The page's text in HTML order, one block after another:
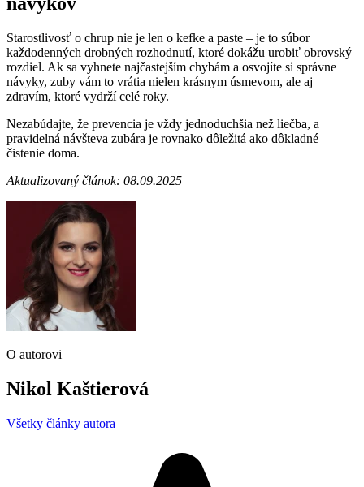
Starostlivosť o chrup nie je len o kefke a paste – je to súbor
každodenných drobných rozhodnutí, ktoré dokážu urobiť obrovský
rozdiel. Ak sa vyhnete najčastejším chybám a osvojíte si správne
návyky, zuby vám to vrátia nielen krásnym úsmevom, ale aj
zdravím, ktoré vydrží celé roky.
Nezabúdajte, že prevencia je vždy jednoduchšia než liečba, a
pravidelná návšteva zubára je rovnako dôležitá ako dôkladné
čistenie doma.
Aktualizovaný článok: 08.09.2025
O autorovi
Nikol Kaštierová
Všetky články autora